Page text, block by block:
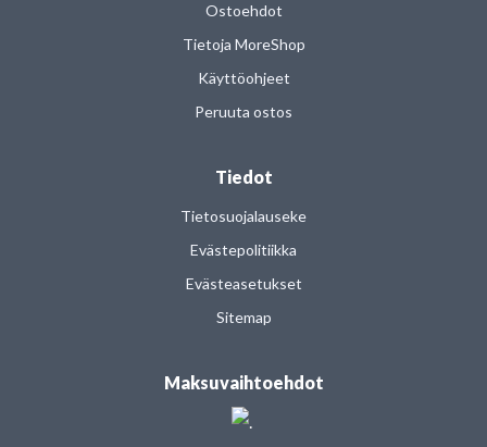
Ostoehdot
Tietoja MoreShop
Käyttöohjeet
Peruuta ostos
Tiedot
Tietosuojalauseke
Evästepolitiikka
Evästeasetukset
Sitemap
Maksuvaihtoehdot